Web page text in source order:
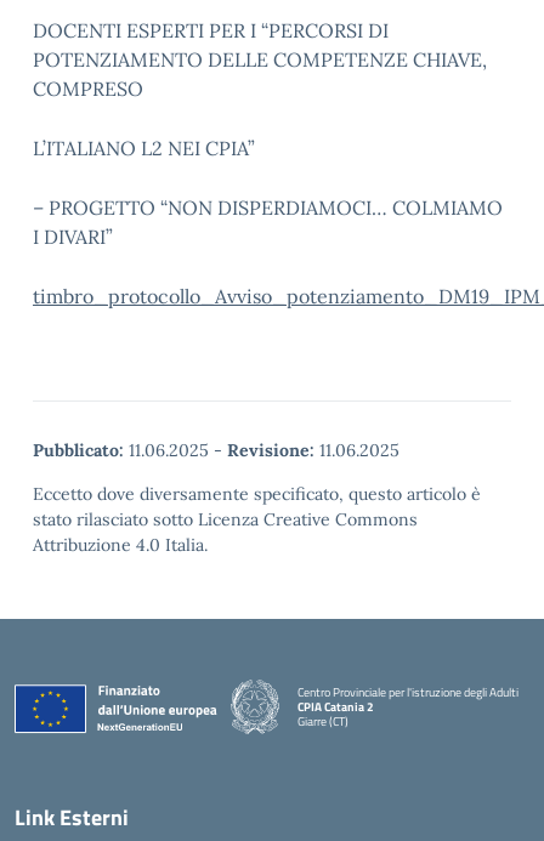
DOCENTI ESPERTI PER I “PERCORSI DI
POTENZIAMENTO DELLE COMPETENZE CHIAVE,
COMPRESO
L’ITALIANO L2 NEI CPIA”
– PROGETTO “NON DISPERDIAMOCI… COLMIAMO
I DIVARI”
Pubblicato: 11.06.2025 - Revisione: 11.06.2025
Eccetto dove diversamente specificato, questo articolo è
stato rilasciato sotto Licenza Creative Commons
Attribuzione 4.0 Italia.
Centro Provinciale per l'istruzione degli Adulti
CPIA Catania 2
Giarre (CT)
Link Esterni